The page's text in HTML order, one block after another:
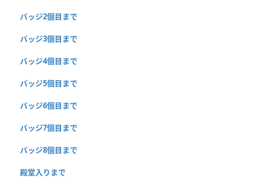
バッジ2個目まで
バッジ3個目まで
バッジ4個目まで
バッジ5個目まで
バッジ6個目まで
バッジ7個目まで
バッジ8個目まで
殿堂入りまで